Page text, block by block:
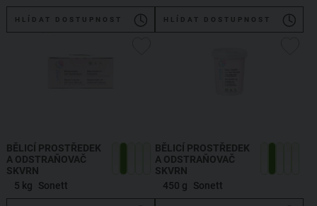
HLÍDAT DOSTUPNOST HLÍDAT DOSTUPNOST
BĚLICÍ PROSTŘEDEK
A ODSTRAŇOVAČ
SKVRN
5 kg
Sonett
BĚLICÍ PROSTŘEDEK
A ODSTRAŇOVAČ
SKVRN
450 g
Sonett